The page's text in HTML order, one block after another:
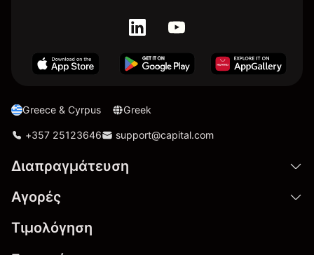
Greece & Cyrpus Greek
+357 25123646 support@capital.com
Διαπραγμάτευση
Αγορές
Τιμολόγηση